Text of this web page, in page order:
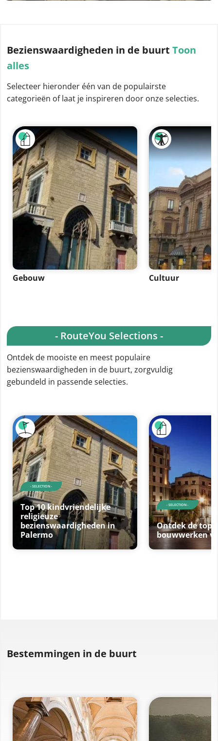
Bezienswaardigheden in de buurt Toon
alles
Selecteer hieronder één van de populairste
categorieën of laat je inspireren door onze selecties.
Gebouw Cultuur
- RouteYou Selections -
Ontdek de mooiste en meest populaire
bezienswaardigheden in de buurt, zorgvuldig
gebundeld in passende selecties.
- SELECTION -
Top 10 kindvriendelijke
religieuze
bezienswaardigheden in
Palermo
- SELECTION -
Ontdek de top
bouwwerken
Bestemmingen in de buurt